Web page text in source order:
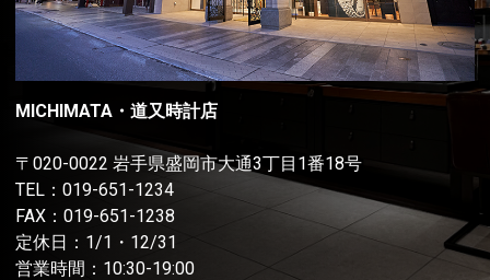
MICHIMATA・道又時計店
〒020-0022 岩手県盛岡市大通3丁目1番18号
TEL： 019-651-1234
FAX：019-651-1238
定休日：1/1・12/31
営業時間：10:30-19:00